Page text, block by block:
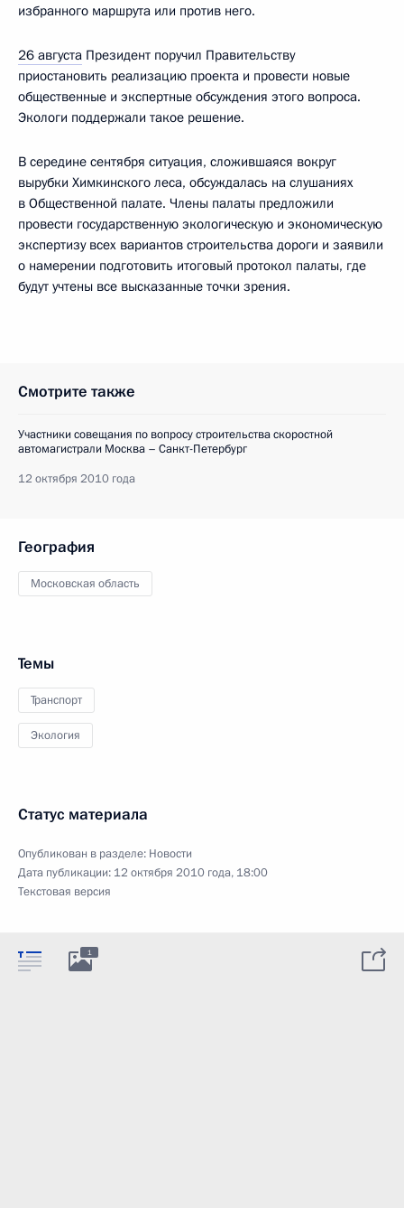
избранного маршрута или против него.
26 августа Президент поручил Правительству
приостановить реализацию проекта и провести новые
общественные и экспертные обсуждения этого вопроса.
Экологи поддержали такое решение.
В середине сентября ситуация, сложившаяся вокруг
вырубки Химкинского леса, обсуждалась на слушаниях
в Общественной палате. Члены палаты предложили
провести государственную экологическую и экономическую
экспертизу всех вариантов строительства дороги и заявили
о намерении подготовить итоговый протокол палаты, где
будут учтены все высказанные точки зрения.
Смотрите также
Участники совещания по вопросу строительства скоростной
автомагистрали Москва – Санкт-Петербург
12 октября 2010 года
География
Московская область
Темы
Транспорт
Экология
Статус материала
Опубликован в разделе: Новости
Дата публикации: 12 октября 2010 года, 18:00
Текстовая версия
1